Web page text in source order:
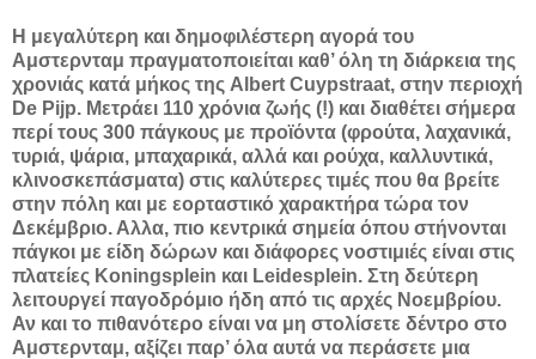
Η μεγαλύτερη και δημοφιλέστερη αγορά του
Αμστερνταμ πραγματοποιείται καθ’ όλη τη διάρκεια της
χρονιάς κατά μήκος της Albert Cuypstraat, στην περιοχή
De Pijp. Μετράει 110 χρόνια ζωής (!) και διαθέτει σήμερα
περί τους 300 πάγκους με προϊόντα (φρούτα, λαχανικά,
τυριά, ψάρια, μπαχαρικά, αλλά και ρούχα, καλλυντικά,
κλινοσκεπάσματα) στις καλύτερες τιμές που θα βρείτε
στην πόλη και με εορταστικό χαρακτήρα τώρα τον
Δεκέμβριο. Αλλα, πιο κεντρικά σημεία όπου στήνονται
πάγκοι με είδη δώρων και διάφορες νοστιμιές είναι στις
πλατείες Koningsplein και Leidesplein. Στη δεύτερη
λειτουργεί παγοδρόμιο ήδη από τις αρχές Νοεμβρίου.
Αν και το πιθανότερο είναι να μη στολίσετε δέντρο στο
Αμστερνταμ, αξίζει παρ’ όλα αυτά να περάσετε μια